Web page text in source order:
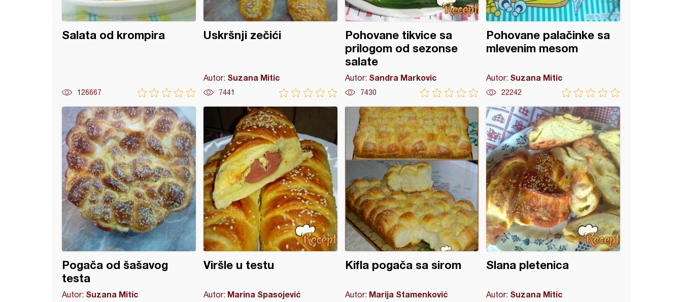
Salata od krompira
126667
Uskršnji zečići
Autor: Suzana Mitic
7441
Pohovane tikvice sa
prilogom od sezonse
salate
Autor: Sandra Markovic
7430
Pohovane palačinke sa
mlevenim mesom
Autor: Suzana Mitic
22242
Pogača od šašavog
testa
Autor: Suzana Mitic
Viršle u testu
Autor: Marina Spasojević
Kifla pogača sa sirom
Autor: Marija Stamenković
Slana pletenica
Autor: Suzana Mitic